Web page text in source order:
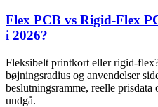
Flex PCB vs Rigid-Flex
i 2026?
Fleksibelt printkort eller rigid-
bøjningsradius og anvendelser
beslutningsramme, reelle
undgå.